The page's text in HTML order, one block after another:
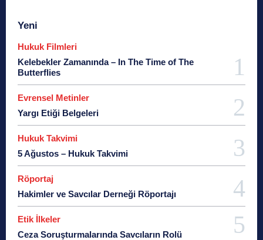
Yeni
Hukuk Filmleri
Kelebekler Zamanında – In The Time of The
Butterflies
Evrensel Metinler
Yargı Etiği Belgeleri
Hukuk Takvimi
5 Ağustos – Hukuk Takvimi
Röportaj
Hakimler ve Savcılar Derneği Röportajı
Etik İlkeler
Ceza Soruşturmalarında Savcıların Rolü